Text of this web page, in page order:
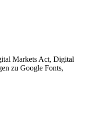
Markets Act, Digital
zu Google Fonts,